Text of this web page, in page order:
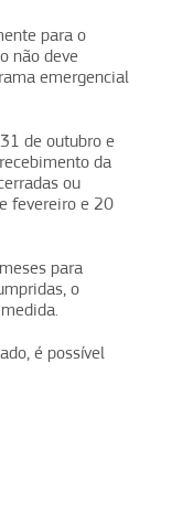
para o
não deve
emergencial
de outubro e
da
ou
fevereiro e 20
para
o
é possível